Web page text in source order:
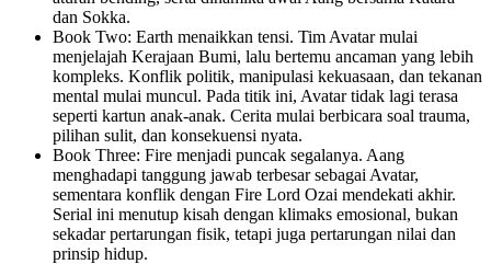
dan Sokka.
Book Two: Earth menaikkan tensi. Tim Avatar mulai
menjelajah Kerajaan Bumi, lalu bertemu ancaman yang lebih
kompleks. Konflik politik, manipulasi kekuasaan, dan tekanan
mental mulai muncul. Pada titik ini, Avatar tidak lagi terasa
seperti kartun anak-anak. Cerita mulai berbicara soal trauma,
pilihan sulit, dan konsekuensi nyata.
Book Three: Fire menjadi puncak segalanya. Aang
menghadapi tanggung jawab terbesar sebagai Avatar,
sementara konflik dengan Fire Lord Ozai mendekati akhir.
Serial ini menutup kisah dengan klimaks emosional, bukan
sekadar pertarungan fisik, tetapi juga pertarungan nilai dan
prinsip hidup.